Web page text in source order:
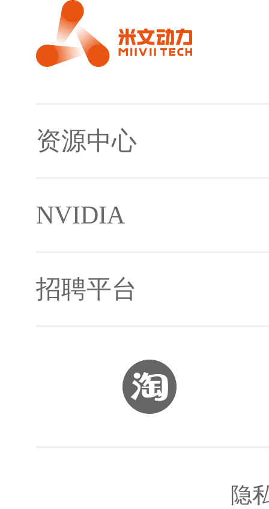
资源中心
镜像及下载工具
开发者社区
NVIDIA
Jetson生态合作伙伴
Jetson资料
招聘平台
智联招聘
隐